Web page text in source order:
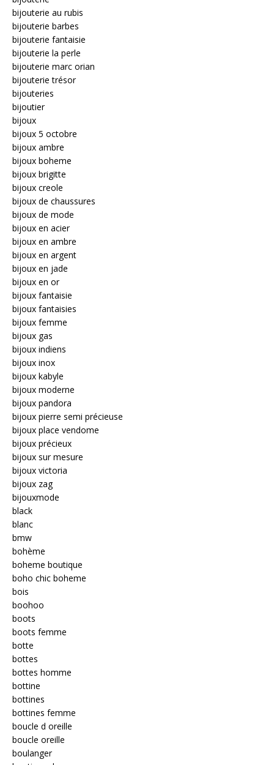
bijouterie au rubis
bijouterie barbes
bijouterie fantaisie
bijouterie la perle
bijouterie marc orian
bijouterie trésor
bijouteries
bijoutier
bijoux
bijoux 5 octobre
bijoux ambre
bijoux boheme
bijoux brigitte
bijoux creole
bijoux de chaussures
bijoux de mode
bijoux en acier
bijoux en ambre
bijoux en argent
bijoux en jade
bijoux en or
bijoux fantaisie
bijoux fantaisies
bijoux femme
bijoux gas
bijoux indiens
bijoux inox
bijoux kabyle
bijoux moderne
bijoux pandora
bijoux pierre semi précieuse
bijoux place vendome
bijoux précieux
bijoux sur mesure
bijoux victoria
bijoux zag
bijouxmode
black
blanc
bmw
bohème
boheme boutique
boho chic boheme
bois
boohoo
boots
boots femme
botte
bottes
bottes homme
bottine
bottines
bottines femme
boucle d oreille
boucle oreille
boulanger